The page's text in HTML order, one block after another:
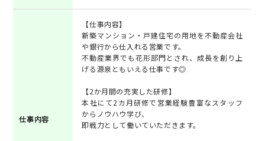
仕事内容
【仕事内容】
新築マンション・戸建住宅の用地を不動産会社
や銀行から仕入れる営業です。
不動産業界でも花形部門とされ、成長を創り上
げる源泉ともいえる仕事です◎
【2か月間の充実した研修】
本社にて2カ月研修で営業経験豊富なスタッフ
からノウハウ学び、
即戦力として働いていただきます。